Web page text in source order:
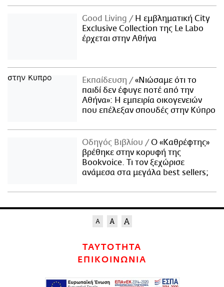
Good Living
Η εμβληματική City
Exclusive Collection της Le Labo
έρχεται στην Αθήνα
Εκπαίδευση
«Νιώσαμε ότι το
παιδί δεν έφυγε ποτέ από την
Αθήνα»: Η εμπειρία οικογενειών
που επέλεξαν σπουδές στην Κύπρο
Οδηγός Βιβλίου
Ο «Καθρέφτης»
βρέθηκε στην κορυφή της
Bookvoice. Τι τον ξεχώρισε
ανάμεσα στα μεγάλα best sellers;
ΤΑΥΤΟΤΗΤΑ
ΕΠΙΚΟΙΝΩΝΙΑ